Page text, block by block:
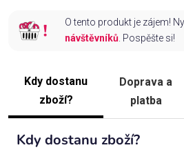
O tento produkt je zájem!
návštěvníků. Pospěšte si!
Kdy dostanu
zboží?
Doprava a
platba
Kdy dostanu zboží?